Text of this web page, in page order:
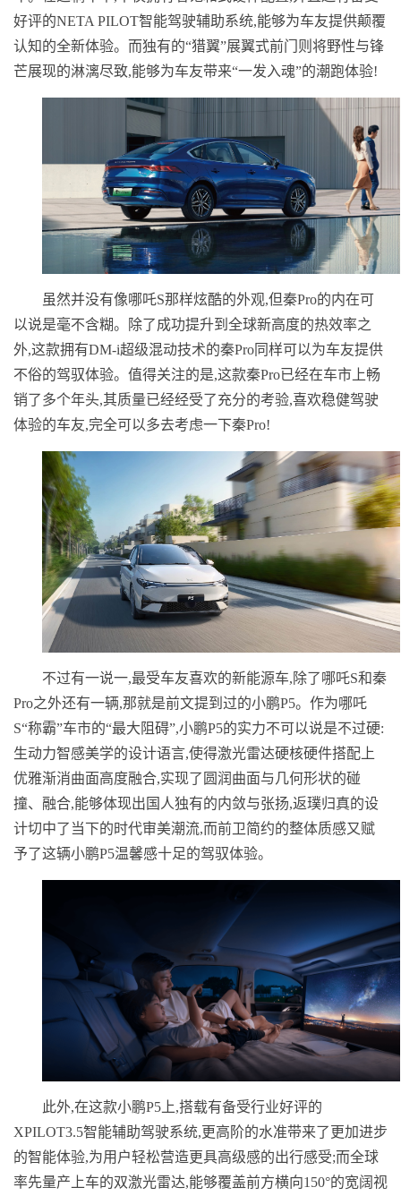
好评的NETA PILOT智能驾驶辅助系统,能够为车友提供颠覆
认知的全新体验。而独有的“猎翼”展翼式前门则将野性与锋
芒展现的淋漓尽致,能够为车友带来“一发入魂”的潮跑体验!
虽然并没有像哪吒S那样炫酷的外观,但秦Pro的内在可
以说是毫不含糊。除了成功提升到全球新高度的热效率之
外,这款拥有DM-i超级混动技术的秦Pro同样可以为车友提供
不俗的驾驭体验。值得关注的是,这款秦Pro已经在车市上畅
销了多个年头,其质量已经经受了充分的考验,喜欢稳健驾驶
体验的车友,完全可以多去考虑一下秦Pro!
不过有一说一,最受车友喜欢的新能源车,除了哪吒S和秦
Pro之外还有一辆,那就是前文提到过的小鹏P5。作为哪吒
S“称霸”车市的“最大阻碍”,小鹏P5的实力不可以说是不过硬:
生动力智感美学的设计语言,使得激光雷达硬核硬件搭配上
优雅渐消曲面高度融合,实现了圆润曲面与几何形状的碰
撞、融合,能够体现出国人独有的内敛与张扬,返璞归真的设
计切中了当下的时代审美潮流,而前卫简约的整体质感又赋
予了这辆小鹏P5温馨感十足的驾驭体验。
此外,在这款小鹏P5上,搭载有备受行业好评的
XPILOT3.5智能辅助驾驶系统,更高阶的水准带来了更加进步
的智能体验,为用户轻松营造更具高级感的出行感受;而全球
率先量产上车的双激光雷达,能够覆盖前方横向150°的宽阔视